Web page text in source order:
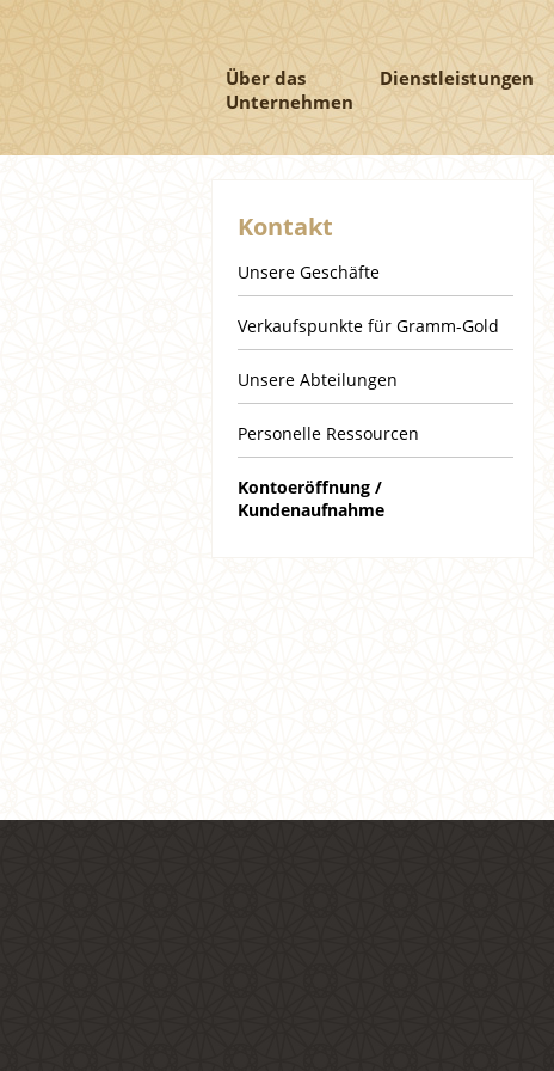
Über das
Unternehmen
Dienstleistungen
Kontakt
Unsere Geschäfte
Verkaufspunkte für Gramm-Gold
Unsere Abteilungen
Personelle Ressourcen
Kontoeröffnung /
Kundenaufnahme